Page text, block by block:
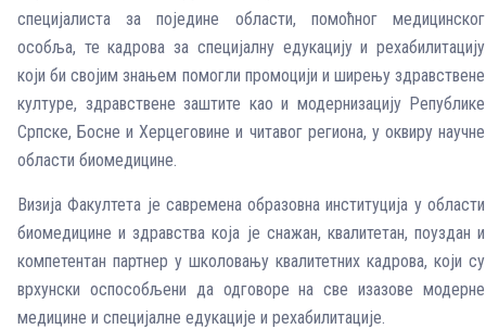
специјалиста за поједине области, помоћног медицинског
особља, те кадрова за специјалну едукацију и рехабилитацију
који би својим знањем помогли промоцији и ширењу здравствене
културе, здравствене заштите као и модернизацију Републике
Српске, Босне и Херцеговине и читавог региона, у оквиру научне
области биомедицине.
Визија Факултета је савремена образовна институција у области
биомедицине и здравства која је снажан, квалитетан, поуздан и
компетентан партнер у школовању квалитетних кадрова, који су
врхунски оспособљени да одговоре на све изазове модерне
медицине и специјалне едукације и рехабилитације.